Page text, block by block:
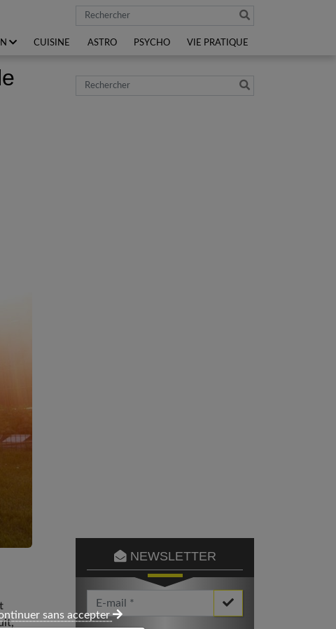
Rechercher
CUISINE ASTRO PSYCHO VIE PRATIQUE
Rechercher
NEWSLETTER
Votre Email *
sans accepter